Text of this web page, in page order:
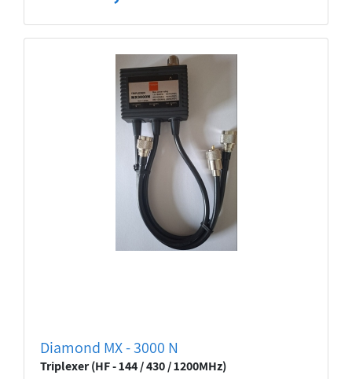
Diamond MX - 3000 N
Triplexer (HF - 144 / 430 / 1200MHz)